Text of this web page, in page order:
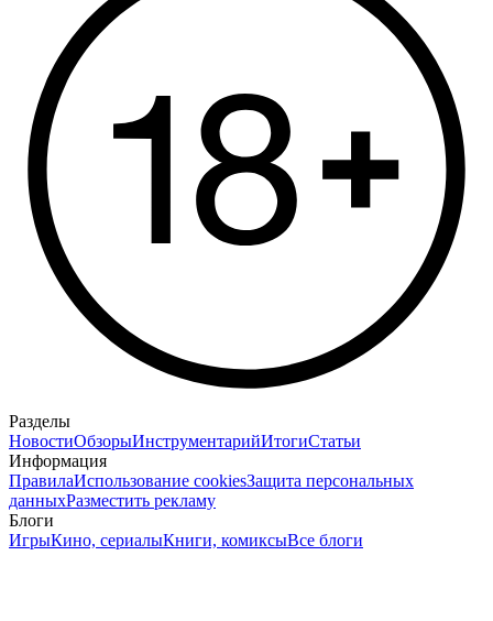
Разделы
НовостиОбзорыИнструментарийИтогиСтатьи
Информация
ПравилаИспользование cookiesЗащита персональных
данныхРазместить рекламу
Блоги
ИгрыКино, сериалыКниги, комиксыВсе блоги